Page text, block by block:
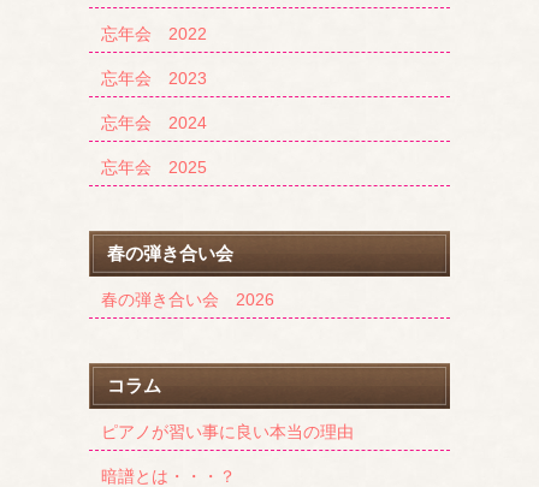
忘年会 2022
忘年会 2023
忘年会 2024
忘年会 2025
春の弾き合い会
春の弾き合い会 2026
コラム
ピアノが習い事に良い本当の理由
暗譜とは・・・？